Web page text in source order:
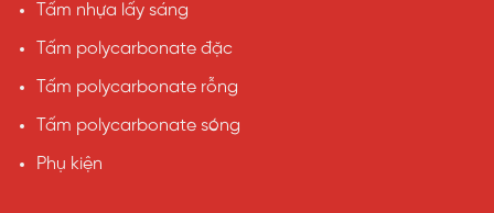
Tấm nhựa lấy sáng
Tấm polycarbonate đặc
Tấm polycarbonate rỗng
Tấm polycarbonate sóng
Phụ kiện